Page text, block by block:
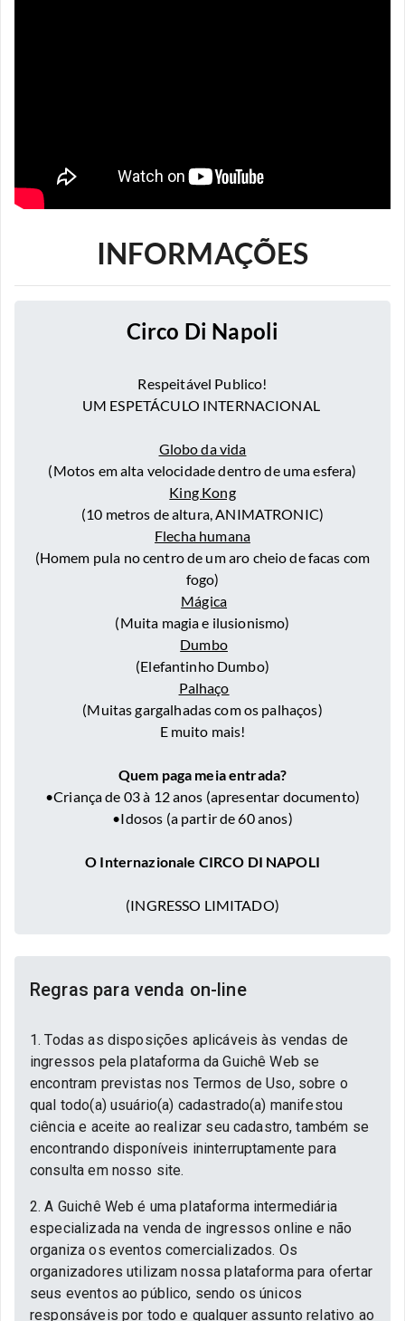
INFORMAÇÕES
Circo Di Napoli
Respeitável Publico!
UM ESPETÁCULO INTERNACIONAL
Globo da vida
(Motos em alta velocidade dentro de uma esfera)
King Kong
(10 metros de altura, ANIMATRONIC)
Flecha humana
(Homem pula no centro de um aro cheio de facas com
fogo)
Mágica
(Muita magia e ilusionismo)
Dumbo
(Elefantinho Dumbo)
Palhaço
(Muitas gargalhadas com os palhaços)
E muito mais!
Quem paga meia entrada?
•Criança de 03 à 12 anos (apresentar documento)
•Idosos (a partir de 60 anos)
O Internazionale CIRCO DI NAPOLI
(INGRESSO LIMITADO)
Regras para venda on-line
1. Todas as disposições aplicáveis às vendas de
ingressos pela plataforma da Guichê Web se
encontram previstas nos Termos de Uso, sobre o
qual todo(a) usuário(a) cadastrado(a) manifestou
ciência e aceite ao realizar seu cadastro, também se
encontrando disponíveis ininterruptamente para
consulta em nosso site.
2. A Guichê Web é uma plataforma intermediária
especializada na venda de ingressos online e não
organiza os eventos comercializados. Os
organizadores utilizam nossa plataforma para ofertar
seus eventos ao público, sendo os únicos
responsáveis por todo e qualquer assunto relativo ao